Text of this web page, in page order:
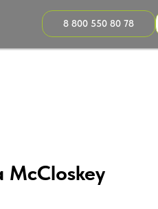
8 800 550 80 78
McCloskey